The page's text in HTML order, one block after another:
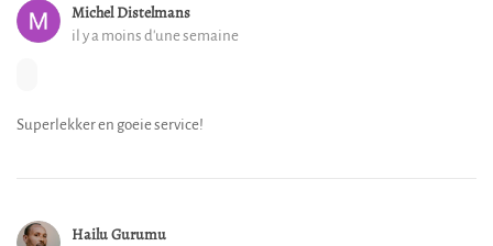
Michel Distelmans
il y a moins d'une semaine
Superlekker en goeie service!
Hailu Gurumu